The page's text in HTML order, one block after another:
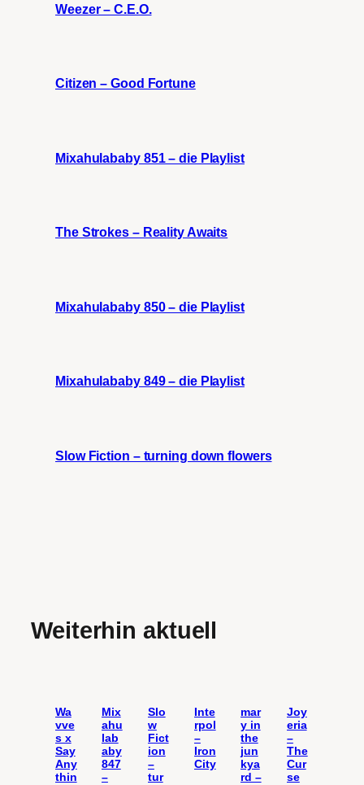
Weezer – C.E.O.
Citizen – Good Fortune
Mixahulababy 851 – die Playlist
The Strokes – Reality Awaits
Mixahulababy 850 – die Playlist
Mixahulababy 849 – die Playlist
Slow Fiction – turning down flowers
Weiterhin aktuell
Wa
vve
s x
Say
Any
thin
Mix
ahu
lab
aby
847
–
Slo
w
Fict
ion
–
tur
Inte
rpol
–
Iron
City
mar
y in
the
jun
kya
rd –
Joy
eria
–
The
Cur
se